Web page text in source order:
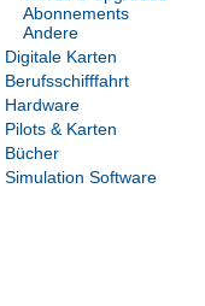
Abonnements
Andere
Digitale Karten
Berufsschifffahrt
Hardware
Pilots & Karten
Bücher
Simulation Software